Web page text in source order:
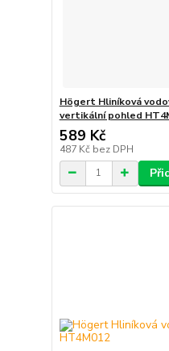
Högert Hliníková
vertikální pohled
589 Kč
487 Kč bez DPH